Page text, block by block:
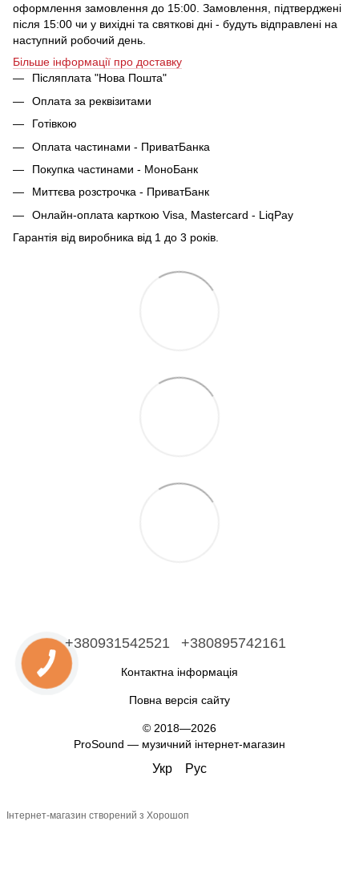
оформлення замовлення до 15:00. Замовлення, підтверджені
після 15:00 чи у вихідні та святкові дні - будуть відправлені на
наступний робочий день.
Більше інформації про доставку
Післяплата "Нова Пошта"
Оплата за реквізитами
Готівкою
Оплата частинами - ПриватБанка
Покупка частинами - МоноБанк
Миттєва розстрочка - ПриватБанк
Онлайн-оплата карткою Visa, Mastercard - LiqPay
Гарантія від виробника від 1 до 3 років.
+380931542521 +380895742161
Контактна інформація
Повна версія сайту
© 2018—2026
ProSound — музичний інтернет-магазин
Укр Рус
Інтернет-магазин створений з Хорошоп